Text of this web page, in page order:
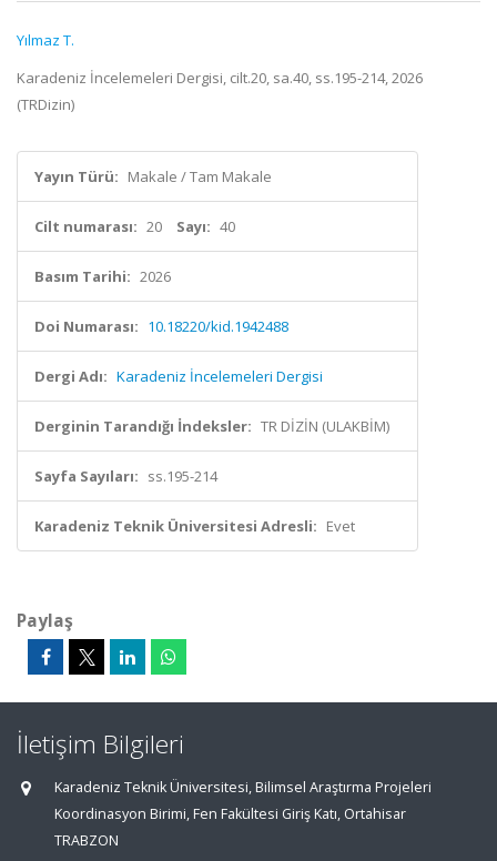
Yılmaz T.
Karadeniz İncelemeleri Dergisi, cilt.20, sa.40, ss.195-214, 2026
(TRDizin)
Yayın Türü: Makale / Tam Makale
Cilt numarası: 20 Sayı: 40
Basım Tarihi: 2026
Doi Numarası: 10.18220/kid.1942488
Dergi Adı: Karadeniz İncelemeleri Dergisi
Derginin Tarandığı İndeksler: TR DİZİN (ULAKBİM)
Sayfa Sayıları: ss.195-214
Karadeniz Teknik Üniversitesi Adresli: Evet
Paylaş
İletişim Bilgileri
Karadeniz Teknik Üniversitesi, Bilimsel Araştırma Projeleri
Koordinasyon Birimi, Fen Fakültesi Giriş Katı, Ortahisar
TRABZON